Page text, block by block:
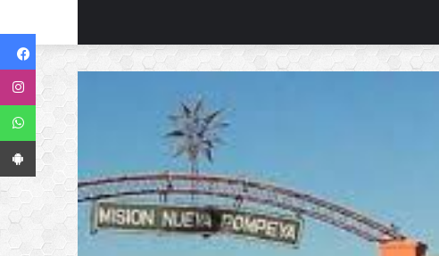
Instagram
App Android